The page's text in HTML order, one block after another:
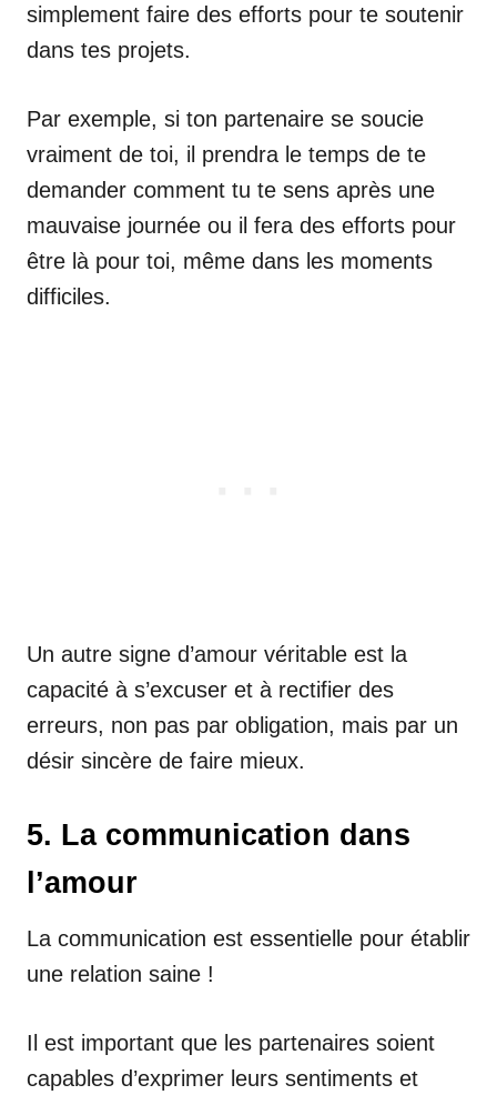
simplement faire des efforts pour te soutenir
dans tes projets.
Par exemple, si ton partenaire se soucie
vraiment de toi, il prendra le temps de te
demander comment tu te sens après une
mauvaise journée ou il fera des efforts pour
être là pour toi, même dans les moments
difficiles.
Un autre signe d’amour véritable est la
capacité à s’excuser et à rectifier des
erreurs, non pas par obligation, mais par un
désir sincère de faire mieux.
5. La communication dans
l’amour
La communication est essentielle pour établir
une relation saine !
Il est important que les partenaires soient
capables d’exprimer leurs sentiments et